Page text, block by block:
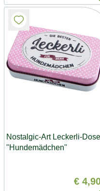
Nostalgic-Art Leckerli-Dose
"Hundemädchen"
€